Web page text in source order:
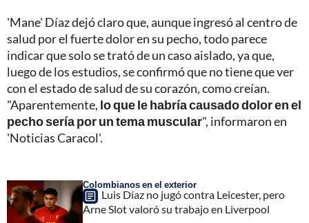
'Mane' Díaz dejó claro que, aunque ingresó al centro de
salud por el fuerte dolor en su pecho, todo parece
indicar que solo se trató de un caso aislado, ya que,
luego de los estudios, se confirmó que no tiene que ver
con el estado de salud de su corazón, como creían.
"Aparentemente, lo que le habría causado dolor en el
pecho sería por un tema muscular", informaron en
'Noticias Caracol'.
Colombianos en el exterior
Luis Díaz no jugó contra Leicester, pero
Arne Slot valoró su trabajo en Liverpool